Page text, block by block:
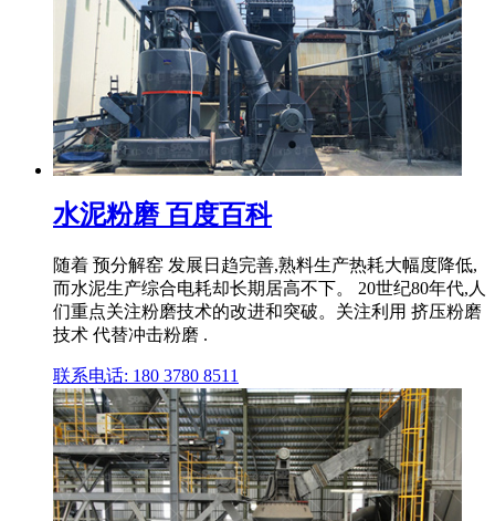
水泥粉磨 百度百科
随着 预分解窑 发展日趋完善,熟料生产热耗大幅度降低,
而水泥生产综合电耗却长期居高不下。 20世纪80年代,人
们重点关注粉磨技术的改进和突破。关注利用 挤压粉磨
技术 代替冲击粉磨 .
联系电话: 180 3780 8511